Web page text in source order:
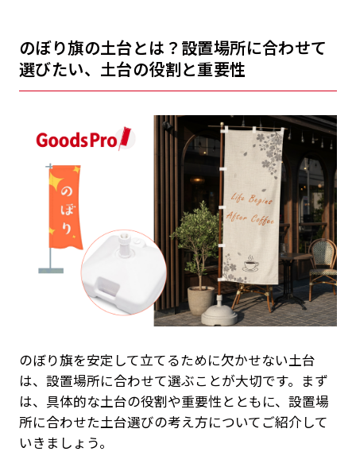
のぼり旗の土台とは？設置場所に合わせて
選びたい、土台の役割と重要性
のぼり旗を安定して立てるために欠かせない土台
は、設置場所に合わせて選ぶことが大切です。まず
は、具体的な土台の役割や重要性とともに、設置場
所に合わせた土台選びの考え方についてご紹介して
いきましょう。